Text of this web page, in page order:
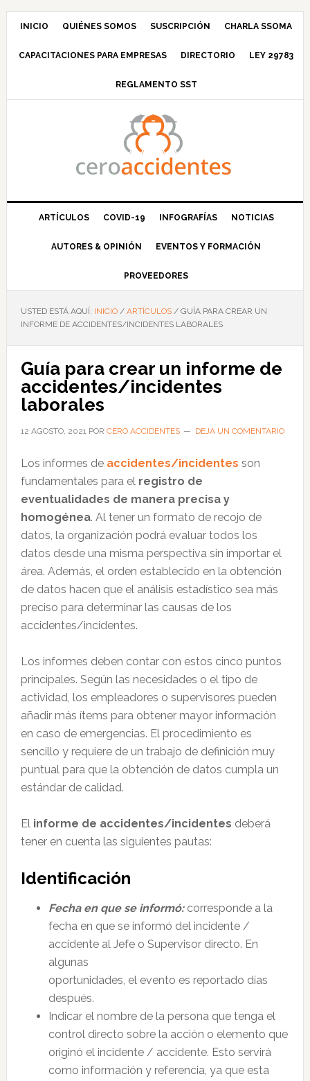
Saltar
navegación
Saltar
principal
Saltar
barra
principal
Saltar
INICIO QUIÉNES SOMOS SUSCRIPCIÓN CHARLA SSOMA
CAPACITACIONES PARA EMPRESAS DIRECTORIO LEY 29783
REGLAMENTO SST
ARTÍCULOS COVID-19 INFOGRAFÍAS NOTICIAS
AUTORES & OPINIÓN EVENTOS Y FORMACIÓN
PROVEEDORES
USTED ESTÁ AQUÍ: INICIO / ARTÍCULOS /GUÍA PARA CREAR UN
INFORME DE ACCIDENTES/INCIDENTES LABORALES
Guía para crear un informe de
accidentes/incidentes
laborales
12 AGOSTO, 2021POR CERO ACCIDENTES DEJA UN COMENTARIO
Los informes de accidentes/incidentes son
fundamentales para el registro de
eventualidades de manera precisa y
homogénea. Al tener un formato de recojo de
datos, la organización podrá evaluar todos los
datos desde una misma perspectiva sin importar el
área. Además, el orden establecido en la obtención
de datos hacen que el análisis estadístico sea más
preciso para determinar las causas de los
accidentes/incidentes.
Los informes deben contar con estos cinco puntos
principales. Según las necesidades o el tipo de
actividad, los empleadores o supervisores pueden
añadir más ítems para obtener mayor información
en caso de emergencias. El procedimiento es
sencillo y requiere de un trabajo de definición muy
puntual para que la obtención de datos cumpla un
estándar de calidad.
El informe de accidentes/incidentes deberá
tener en cuenta las siguientes pautas:
Identificación
Fecha en que se informó:corresponde a la
fecha en que se informó del incidente /
accidente al Jefe o Supervisor directo. En
algunas
oportunidades, el evento es reportado días
después.
Indicar el nombre de la persona que tenga el
control directo sobre la acción o elemento que
originó el incidente / accidente. Esto servirá
como información y referencia, ya que esta